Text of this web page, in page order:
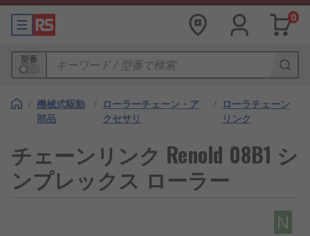
0
型番
/ 機械式駆動
部品
/ ローラーチェーン・ア
クセサリ
/ ローラチェーン
リンク
チェーンリンク Renold 08B1 シ
ンプレックス ローラー
N